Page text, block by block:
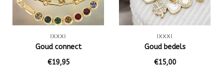
IXXXI
Goud connect
€19,95
IXXXI
Goud bedels
€15,00